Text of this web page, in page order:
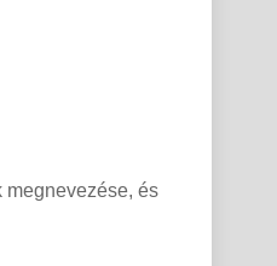
megnevezése, és